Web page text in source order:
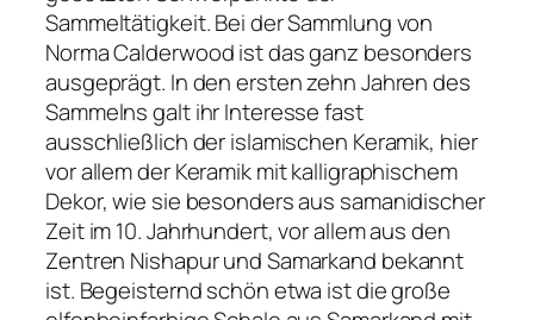
Sammeltätigkeit. Bei der Sammlung von
Norma Calderwood ist das ganz besonders
ausgeprägt. In den ersten zehn Jahren des
Sammelns galt ihr Interesse fast
ausschließlich der islamischen Keramik, hier
vor allem der Keramik mit kalligraphischem
Dekor, wie sie besonders aus samanidischer
Zeit im 10. Jahrhundert, vor allem aus den
Zentren Nishapur und Samarkand bekannt
ist. Begeisternd schön etwa ist die große